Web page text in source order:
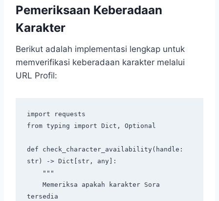
Pemeriksaan Keberadaan
Karakter
Berikut adalah implementasi lengkap untuk
memverifikasi keberadaan karakter melalui
URL Profil:
import requests
from typing import Dict, Optional
def check_character_availability(handle:
str) -> Dict[str, any]:
tersedia